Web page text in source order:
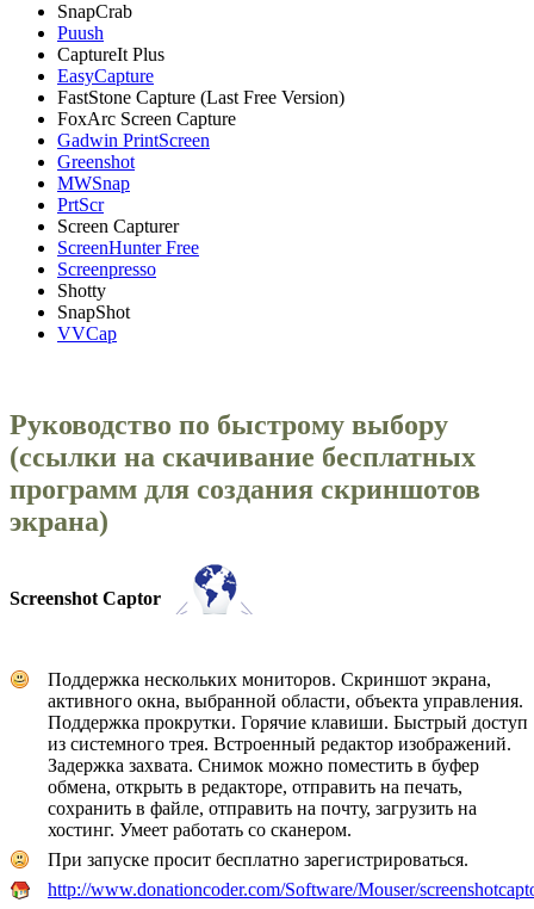
SnapCrab
Puush
CaptureIt Plus
EasyCapture
FastStone Capture (Last Free Version)
FoxArc Screen Capture
Gadwin PrintScreen
Greenshot
MWSnap
PrtScr
Screen Capturer
ScreenHunter Free
Screenpresso
Shotty
SnapShot
VVCap
Руководство по быстрому выбору
(ссылки на скачивание бесплатных
программ для создания скриншотов
экрана)
Screenshot Captor
Поддержка нескольких мониторов. Скриншот экрана,
активного окна, выбранной области, объекта управления.
Поддержка прокрутки. Горячие клавиши. Быстрый доступ
из системного трея. Встроенный редактор изображений.
Задержка захвата. Снимок можно поместить в буфер
обмена, открыть в редакторе, отправить на печать,
сохранить в файле, отправить на почту, загрузить на
хостинг. Умеет работать со сканером.
При запуске просит бесплатно зарегистрироваться.
http://www.donationcoder.com/Software/Mouser/